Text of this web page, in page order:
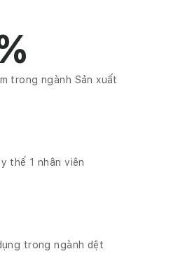
trong ngành Sản xuất
thế 1 nhân viên
trong ngành dệt